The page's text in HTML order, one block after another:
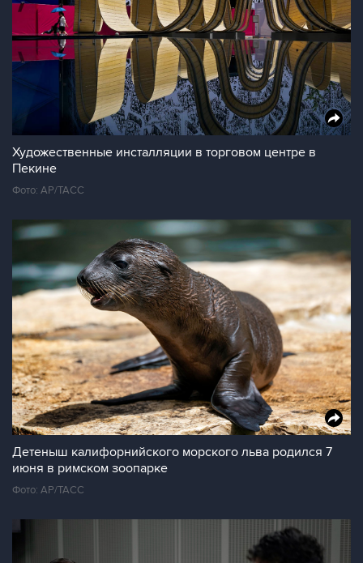
Художественные инсталляции в торговом центре в
Пекине
Фото: AP/ТАСС
Детеныш калифорнийского морского льва родился 7
июня в римском зоопарке
Фото: AP/ТАСС